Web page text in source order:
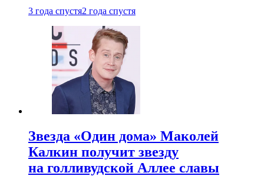
3 года спустя2 года спустя
Звезда «Один дома» Маколей
Калкин получит звезду
на голливудской Аллее славы